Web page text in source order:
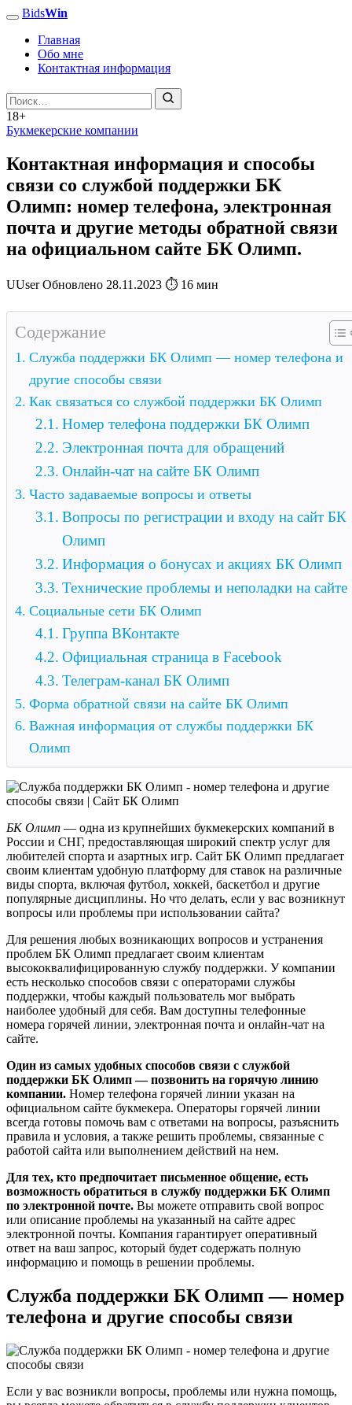
BidsWin
Главная
Обо мне
Контактная информация
18+
Букмекерские компании
Контактная информация и способы
связи со службой поддержки БК
Олимп: номер телефона, электронная
почта и другие методы обратной связи
на официальном сайте БК Олимп.
UUser Обновлено 28.11.2023 ⏱ 16 мин
Содержание
Служба поддержки БК Олимп — номер телефона и
другие способы связи
Как связаться со службой поддержки БК Олимп
Номер телефона поддержки БК Олимп
Электронная почта для обращений
Онлайн-чат на сайте БК Олимп
Часто задаваемые вопросы и ответы
Вопросы по регистрации и входу на сайт БК
Олимп
Информация о бонусах и акциях БК Олимп
Технические проблемы и неполадки на сайте
Социальные сети БК Олимп
Группа ВКонтакте
Официальная страница в Facebook
Телеграм-канал БК Олимп
Форма обратной связи на сайте БК Олимп
Важная информация от службы поддержки БК
Олимп
БК Олимп — одна из крупнейших букмекерских компаний в
России и СНГ, предоставляющая широкий спектр услуг для
любителей спорта и азартных игр. Сайт БК Олимп предлагает
своим клиентам удобную платформу для ставок на различные
виды спорта, включая футбол, хоккей, баскетбол и другие
популярные дисциплины. Но что делать, если у вас возникнут
вопросы или проблемы при использовании сайта?
Для решения любых возникающих вопросов и устранения
проблем БК Олимп предлагает своим клиентам
высококвалифицированную службу поддержки. У компании
есть несколько способов связи с операторами службы
поддержки, чтобы каждый пользователь мог выбрать
наиболее удобный для себя. Вам доступны телефонные
номера горячей линии, электронная почта и онлайн-чат на
сайте.
Один из самых удобных способов связи с службой
поддержки БК Олимп — позвонить на горячую линию
компании. Номер телефона горячей линии указан на
официальном сайте букмекера. Операторы горячей линии
всегда готовы помочь вам с ответами на вопросы, разъяснить
правила и условия, а также решить проблемы, связанные с
работой сайта или выполнением действий на нем.
Для тех, кто предпочитает письменное общение, есть
возможность обратиться в службу поддержки БК Олимп
по электронной почте. Вы можете отправить свой вопрос
или описание проблемы на указанный на сайте адрес
электронной почты. Компания гарантирует оперативный
ответ на ваш запрос, который будет содержать полную
информацию и помощь в решении проблемы.
Служба поддержки БК Олимп — номер
телефона и другие способы связи
Если у вас возникли вопросы, проблемы или нужна помощь,